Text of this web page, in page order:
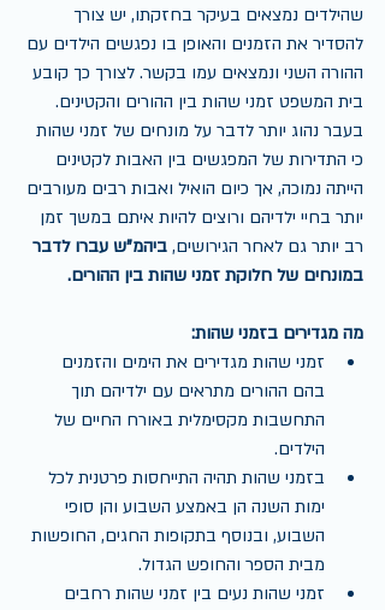
שהילדים נמצאים בעיקר בחזקתו, יש צורך
להסדיר את הזמנים והאופן בו נפגשים הילדים עם
ההורה השני ונמצאים עמו בקשר. לצורך כך קובע
בית המשפט זמני שהות בין ההורים והקטינים.
בעבר נהוג יותר לדבר על מונחים של זמני שהות
כי התדירות של המפגשים בין האבות לקטינים
הייתה נמוכה, אך כיום הואיל ואבות רבים מעורבים
יותר בחיי ילדיהם ורוצים להיות איתם במשך זמן
רב יותר גם לאחר הגירושים, ביהמ"ש עברו לדבר
במונחים של חלוקת זמני שהות בין ההורים.
מה מגדירים בזמני שהות:
זמני שהות מגדירים את הימים והזמנים
בהם ההורים מתראים עם ילדיהם תוך
התחשבות מקסימלית באורח החיים של
הילדים.
בזמני שהות תהיה התייחסות פרטנית לכל
ימות השנה הן באמצע השבוע והן סופי
השבוע, ובנוסף בתקופות החגים, החופשות
מבית הספר והחופש הגדול.
זמני שהות נעים בין זמני שהות רחבים